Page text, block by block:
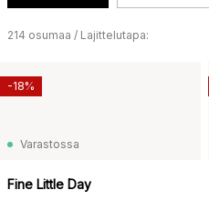
214 osumaa / Lajittelutapa:
Varastossa
Fine Little Day
-18%